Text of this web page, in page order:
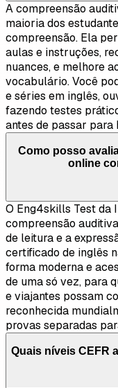
A compreensão
maioria dos
compreensão. Ela
aulas e instruções,
nuances, e melhore
vocabulário. Você
e séries em inglês,
fazendo testes
antes de passar
Como posso
online
O Eng4skills Test da
compreensão
de leitura e a
certificado de inglês
forma moderna e
de uma só vez, para
e viajantes possam
reconhecida
provas separadas
Quais níveis CEFR